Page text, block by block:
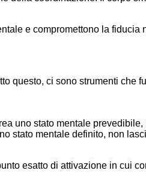
e compromettono la fiducia
questo, ci sono strumenti che
uno stato mentale prevedibile,
stato mentale definito, non
esatto di attivazione in cui